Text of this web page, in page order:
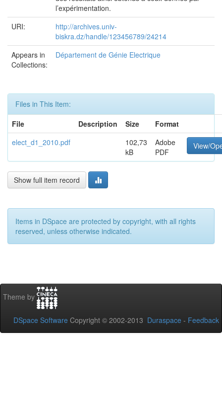
l’expérimentation.
URI:
http://archives.univ-
biskra.dz/handle/123456789/24214
Appears in
Collections:
Département de Génie Electrique
Files in This Item:
File
Description Size
Format
elect_d1_2010.pdf
102,73
kB
Adobe
PDF
View/
Show full item record
Items in DSpace are protected by copyright, with all rights
reserved, unless otherwise indicated.
Theme by
DSpace Software Copyright © 2002-2013 Duraspace - Feedback